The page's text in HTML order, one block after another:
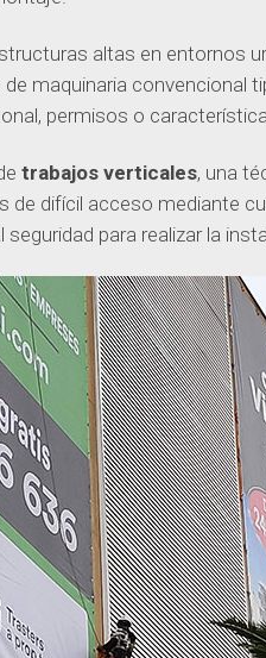
altas en entornos
maquinaria convencional
permisos o
trabajos verticales, una
difícil acceso mediante
para realizar la